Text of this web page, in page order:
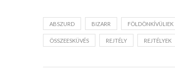
ABSZURD BIZARR FÖLDÖNKÍVÜLIEK
ÖSSZEESKÜVÉS REJTÉLY REJTÉLYEK